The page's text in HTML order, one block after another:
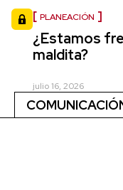
PLANEACIÓN
¿Estamos
maldita?
julio 16, 2026